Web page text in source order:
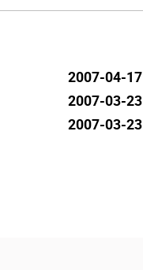
2007-04-17
2007-03-23
2007-03-23